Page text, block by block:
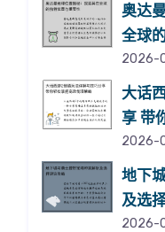
奥达
全球
2026-
大话
享 带
2026-
地下
及选
2026-